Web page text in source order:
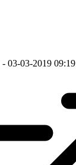
- 03-03-2019 09:19